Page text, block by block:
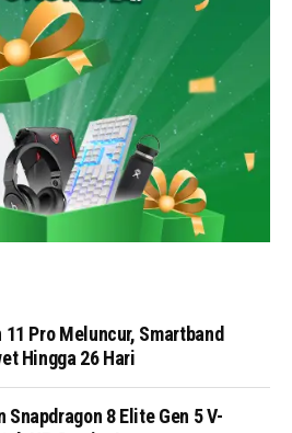
11 Pro Meluncur, Smartband
Hingga 26 Hari
Snapdragon 8 Elite Gen 5 V-